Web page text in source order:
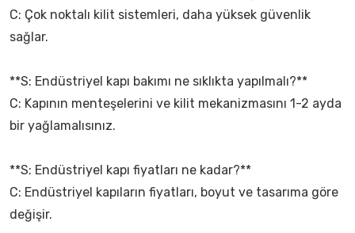
C: Çok noktalı kilit sistemleri, daha yüksek güvenlik
sağlar.
**S: Endüstriyel kapı bakımı ne sıklıkta yapılmalı?**
C: Kapının menteşelerini ve kilit mekanizmasını 1-2 ayda
bir yağlamalısınız.
**S: Endüstriyel kapı fiyatları ne kadar?**
C: Endüstriyel kapıların fiyatları, boyut ve tasarıma göre
değişir.